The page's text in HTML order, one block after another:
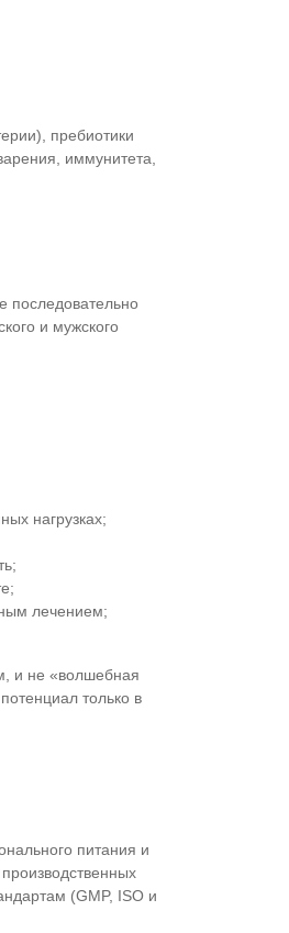
пребиотики
иммунитета,
последовательно
и мужского
нагрузках;
лечением;
и не «волшебная
только в
питания и
(GMP, ISO и